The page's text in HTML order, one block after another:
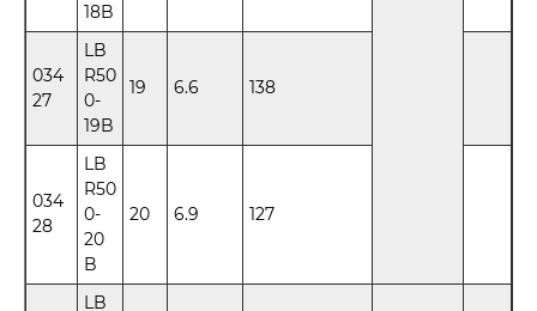
18B
034
27
LB
R50
0-
19B
19 6.6 138
034
28
LB
R50
0-
20
B
20 6.9 127
LB